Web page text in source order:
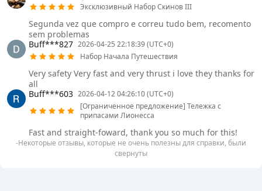
Эксклюзивный Набор Скинов III
Segunda vez que compro e correu tudo bem, recomento
sem problemas
Buff***827 2026-04-25 22:18:39 (UTC+0)
Набор Начала Путешествия
Very safety Very fast and very thrust i love they thanks for
all
Buff***603 2026-04-12 04:26:10 (UTC+0)
[Ограниченное предложение] Тележка с
припасами Лионесса
Fast and straight-foward, thank you so much for this!
-Некоторые отзывы, которые не очень полезны для справки, были
свернуты